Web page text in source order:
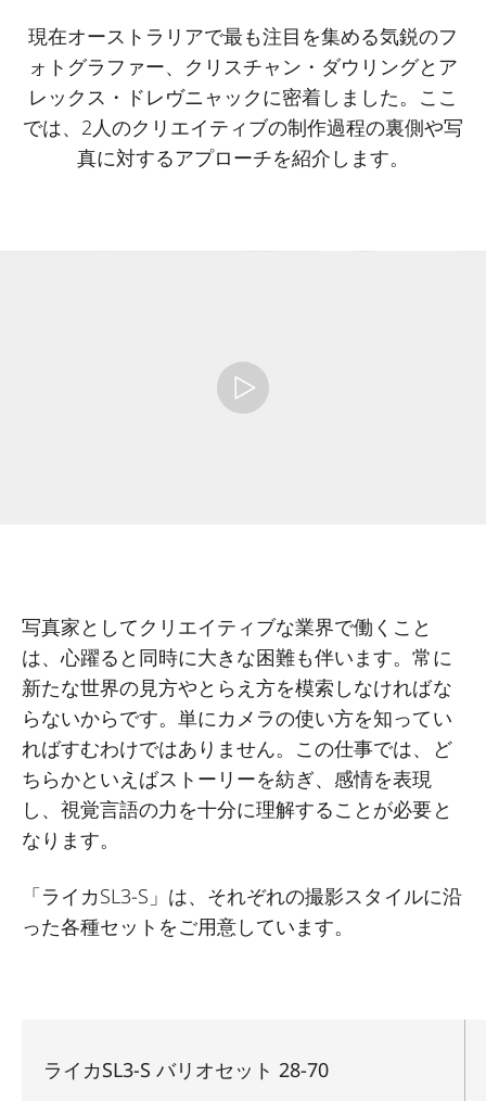
現在オーストラリアで最も注目を集める気鋭のフ
ォトグラファー、クリスチャン・ダウリングとア
レックス・ドレヴニャックに密着しました。ここ
では、2人のクリエイティブの制作過程の裏側や写
真に対するアプローチを紹介します。
写真家としてクリエイティブな業界で働くこと
は、心躍ると同時に大きな困難も伴います。常に
新たな世界の見方やとらえ方を模索しなければな
らないからです。単にカメラの使い方を知ってい
ればすむわけではありません。この仕事では、ど
ちらかといえばストーリーを紡ぎ、感情を表現
し、視覚言語の力を十分に理解することが必要と
なります。
「ライカSL3-S」は、それぞれの撮影スタイルに沿
った各種セットをご用意しています。
ライカSL3-S バリオセット 28-70